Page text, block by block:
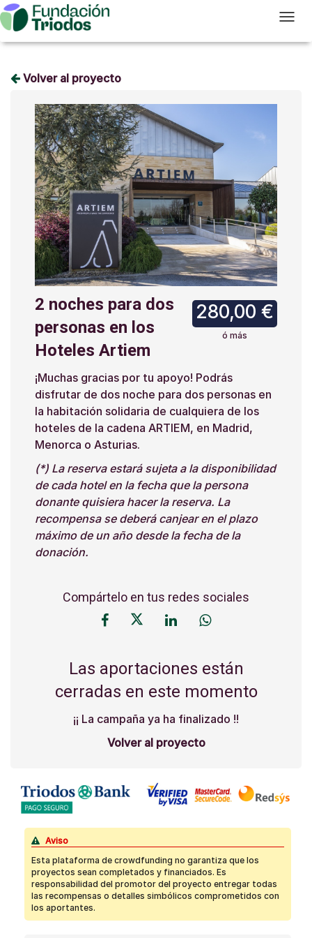
T
Volver al proyecto
280,00 €
ó más
2 noches para dos
personas en los
Hoteles Artiem
¡Muchas gracias por tu apoyo! Podrás
disfrutar de dos noche para dos personas en
la habitación solidaria de cualquiera de los
hoteles de la cadena ARTIEM, en Madrid,
Menorca o Asturias.
(*) La reserva estará sujeta a la disponibilidad
de cada hotel en la fecha que la persona
donante quisiera hacer la reserva. La
recompensa se deberá canjear en el plazo
máximo de un año desde la fecha de la
donación.
Compártelo en tus redes sociales
Las aportaciones están
cerradas en este momento
¡¡ La campaña ya ha finalizado !!
Volver al proyecto
Aviso
Esta plataforma de crowdfunding no garantiza que los
proyectos sean completados y financiados. Es
responsabilidad del promotor del proyecto entregar todas
las recompensas o detalles simbólicos comprometidos con
los aportantes.